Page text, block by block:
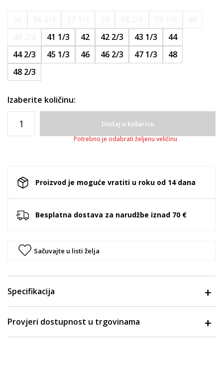
41 1/3 42 42 2/3 43 1/3
44
44 2/3
45 1/3 46 46 2/3 47 1/3
48
48 2/3
Izaberite količinu:
Dodaj u košaricu
Potrebno je odabrati željenu veličinu
Proizvod je moguće vratiti u roku od 14 dana
Besplatna dostava za narudžbe iznad 70 €
Sačuvajte u listi želja
Specifikacija
Provjeri dostupnost u trgovinama